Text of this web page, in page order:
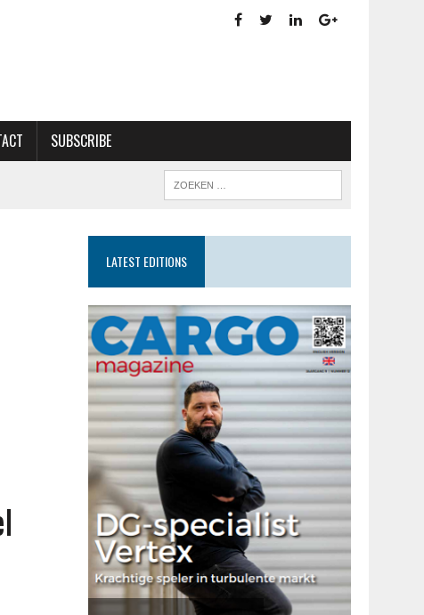
SUBSCRIBE
LATEST EDITIONS